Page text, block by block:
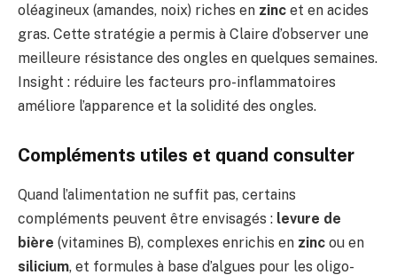
oléagineux (amandes, noix) riches en zinc et en acides
gras. Cette stratégie a permis à Claire d’observer une
meilleure résistance des ongles en quelques semaines.
Insight : réduire les facteurs pro-inflammatoires
améliore l’apparence et la solidité des ongles.
Compléments utiles et quand consulter
Quand l’alimentation ne suffit pas, certains
compléments peuvent être envisagés : levure de
bière (vitamines B), complexes enrichis en zinc ou en
silicium, et formules à base d’algues pour les oligo-